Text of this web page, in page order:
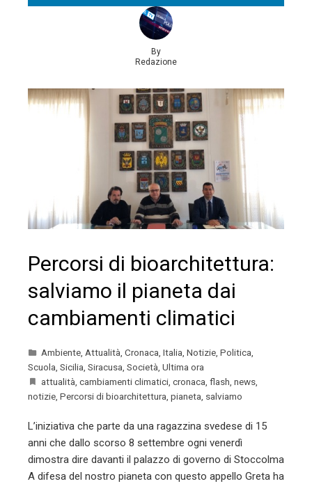
By
Redazione
Percorsi di bioarchitettura:
salviamo il pianeta dai
cambiamenti climatici
Ambiente, Attualità, Cronaca, Italia, Notizie, Politica,
Scuola, Sicilia, Siracusa, Società, Ultima ora
attualità, cambiamenti climatici, cronaca, flash, news,
notizie, Percorsi di bioarchitettura, pianeta, salviamo
L’iniziativa che parte da una ragazzina svedese di 15
anni che dallo scorso 8 settembre ogni venerdì
dimostra dire davanti il palazzo di governo di Stoccolma
A difesa del nostro pianeta con questo appello Greta ha